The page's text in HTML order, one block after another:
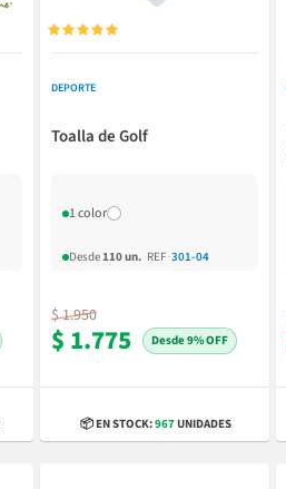

DEPORTE
Toalla de Golf
1 color
Desde110 un. REF ·301-04
$ 1.950
$ 1.775 9% OFF
📦 EN STOCK:967UNIDADES